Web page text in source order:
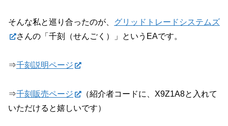
そんな私と巡り合ったのが、 グリッドトレードシステムズ
さんの「千刻（せんごく）」というEAです。
⇒千刻説明ページ
⇒千刻販売ページ
（紹介者コードに、X9Z1A8と入れて
いただけると嬉しいです）